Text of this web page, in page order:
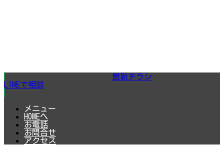
LINEで相談
最新チラシ
メニュー
HOMEへ
お電話
お問合せ
アクセス